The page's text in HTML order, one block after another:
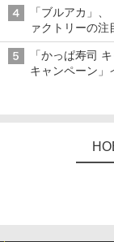
「ブルアカ」
ァクトリーの
示会】
「かっぱ寿司
キャンペーン」